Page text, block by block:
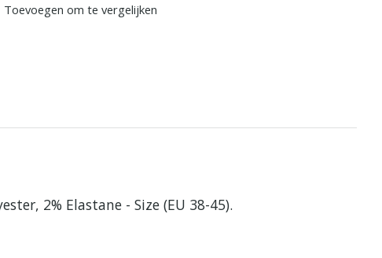
Toevoegen om te vergelijken
2% Elastane - Size (EU 38-45).